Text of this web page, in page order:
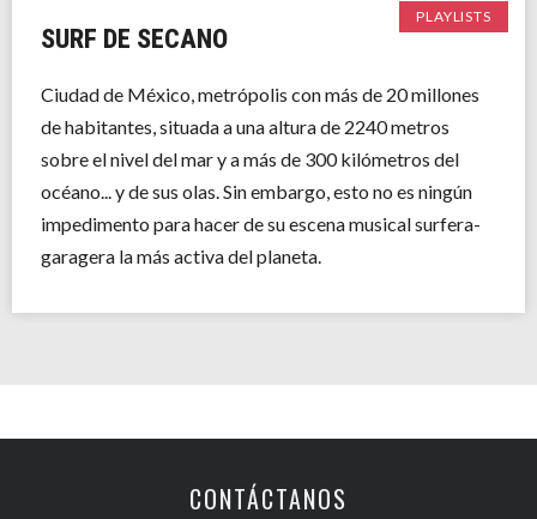
PLAYLISTS
SURF DE SECANO
Ciudad de México, metrópolis con más de 20 millones
de habitantes, situada a una altura de 2240 metros
sobre el nivel del mar y a más de 300 kilómetros del
océano... y de sus olas. Sin embargo, esto no es ningún
impedimento para hacer de su escena musical surfera-
garagera la más activa del planeta.
CONTÁCTANOS